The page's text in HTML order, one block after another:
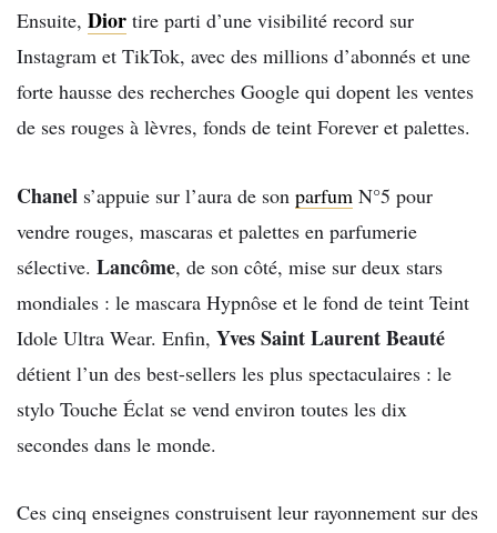
Ensuite, Dior tire parti d’une visibilité record sur
Instagram et TikTok, avec des millions d’abonnés et une
forte hausse des recherches Google qui dopent les ventes
de ses rouges à lèvres, fonds de teint Forever et palettes.
Chanel s’appuie sur l’aura de son parfum N°5 pour
vendre rouges, mascaras et palettes en parfumerie
sélective. Lancôme, de son côté, mise sur deux stars
mondiales : le mascara Hypnôse et le fond de teint Teint
Idole Ultra Wear. Enfin, Yves Saint Laurent Beauté
détient l’un des best-sellers les plus spectaculaires : le
stylo Touche Éclat se vend environ toutes les dix
secondes dans le monde.
Ces cinq enseignes construisent leur rayonnement sur des